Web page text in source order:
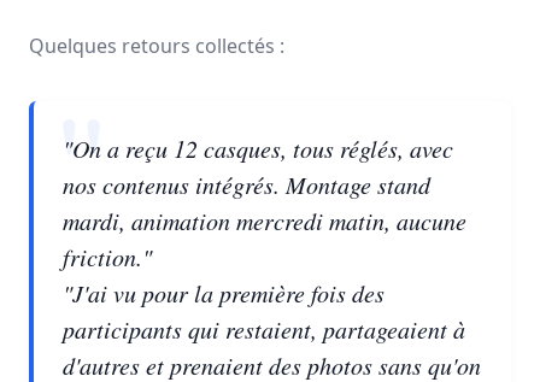
Quelques retours collectés :
"On a reçu 12 casques, tous réglés, avec
nos contenus intégrés. Montage stand
mardi, animation mercredi matin, aucune
friction."
"J'ai vu pour la première fois des
participants qui restaient, partageaient à
d'autres et prenaient des photos sans qu'on